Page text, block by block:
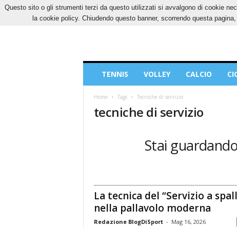
GIOVEDÌ, 6 AGOSTO 2026 CONTATTI COOKIES
Sport
TENNIS VOLLEY CALCIO
Home Tags Tecniche di servizio
tecniche di servizio
Stai
La tecnica del “Servizio a
nella pallavolo moderna
Redazione BlogDiSport - Mag 16, 2026
Questo sito o gli strumenti terzi da questo utilizzati si avvalgono di cookie
la cookie policy. Chiudendo questo banner, scorrendo questa